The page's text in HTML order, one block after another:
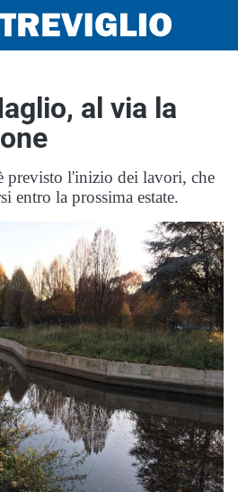
al via la
previsto l'inizio dei lavori, che
entro la prossima estate.